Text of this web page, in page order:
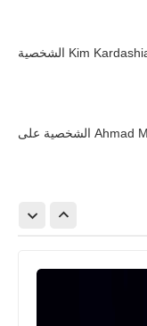
جميع حسابات كيم كردشيان Kim Kardashian الشخصية
جميع حسابات أحمد مكي Ahmad Makki الشخصية على